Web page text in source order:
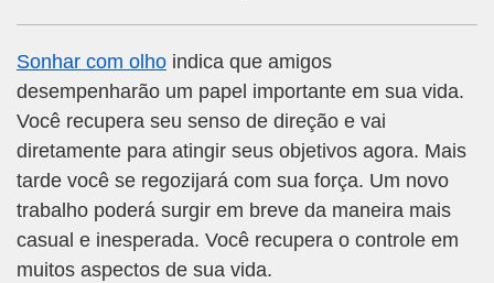
Sonhar com olho indica que amigos
desempenharão um papel importante em sua vida.
Você recupera seu senso de direção e vai
diretamente para atingir seus objetivos agora. Mais
tarde você se regozijará com sua força. Um novo
trabalho poderá surgir em breve da maneira mais
casual e inesperada. Você recupera o controle em
muitos aspectos de sua vida.